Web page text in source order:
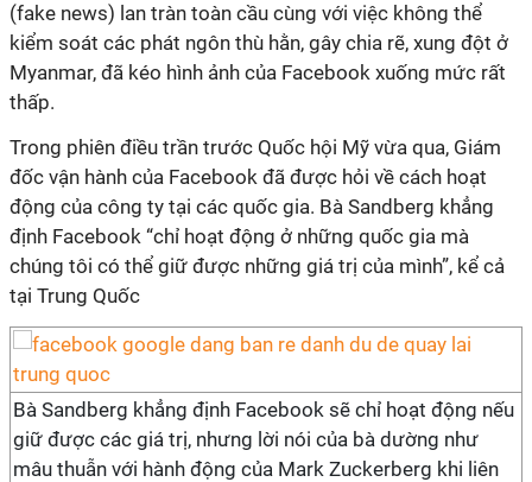
(fake news) lan tràn toàn cầu cùng với việc không thể
kiểm soát các phát ngôn thù hằn, gây chia rẽ, xung đột ở
Myanmar, đã kéo hình ảnh của Facebook xuống mức rất
thấp.
Trong phiên điều trần trước Quốc hội Mỹ vừa qua, Giám
đốc vận hành của Facebook đã được hỏi về cách hoạt
động của công ty tại các quốc gia. Bà Sandberg khẳng
định Facebook “chỉ hoạt động ở những quốc gia mà
chúng tôi có thể giữ được những giá trị của mình”, kể cả
tại Trung Quốc
Bà Sandberg khẳng định Facebook sẽ chỉ hoạt động nếu
giữ được các giá trị, nhưng lời nói của bà dường như
mâu thuẫn với hành động của Mark Zuckerberg khi liên